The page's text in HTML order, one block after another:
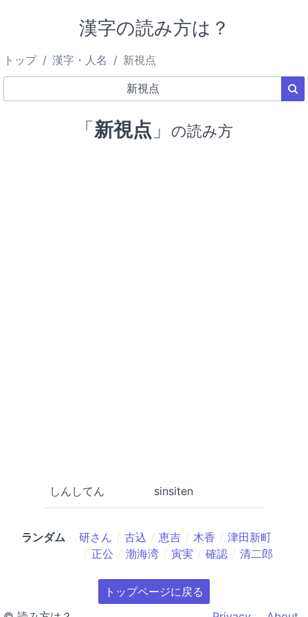
漢字の読み方は？
トップ 漢字・人名 新視点
「新視点 」 の読み方
しんしてん sinsiten
ランダム 研さん 古込 恵吉 木香
津田新町
正公
渤海湾 寅実 確認 清二郎
トップページに戻る